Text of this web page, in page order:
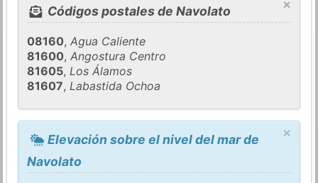
×
Códigos postales de Navolato
08160,Agua Caliente
81600,Angostura Centro
81605,Los Álamos
81607,Labastida Ochoa
×
Elevación sobre el nivel del mar de
Navolato